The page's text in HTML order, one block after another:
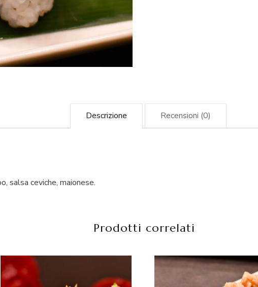
Descrizione Recensioni (0)
salsa ceviche, maionese.
Prodotti correlati